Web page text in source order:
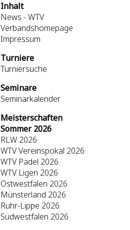
Inhalt
News - WTV
Verbandshomepage
Impressum
Turniere
Turniersuche
Seminare
Seminarkalender
Meisterschaften
Sommer 2026
RLW 2026
WTV Vereinspokal 2026
WTV Padel 2026
WTV Ligen 2026
Ostwestfalen 2026
Münsterland 2026
Ruhr-Lippe 2026
Südwestfalen 2026